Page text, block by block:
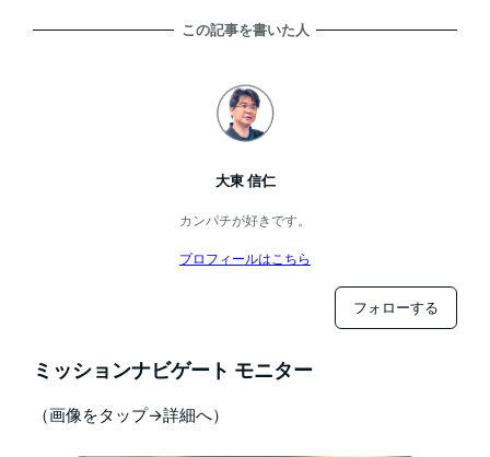
この記事を書いた人
大東 信仁
カンパチが好きです。
プロフィールはこちら
フォローする
ミッションナビゲート モニター
（画像をタップ→詳細へ）